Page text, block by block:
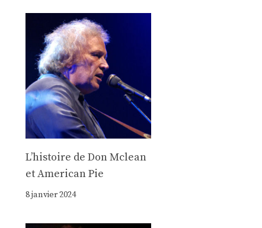
Lʼhistoire de Don Mclean
et American Pie
8 janvier 2024